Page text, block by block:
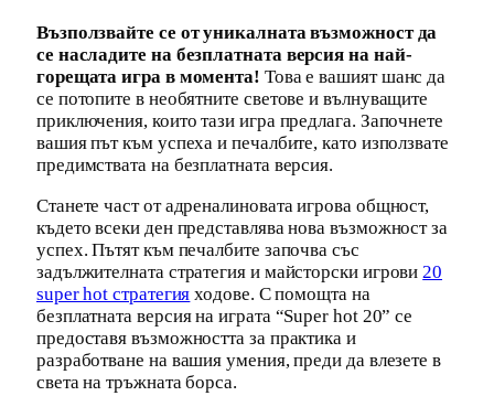
Възползвайте се от уникалната възможност да
се насладите на безплатната версия на най-
горещата игра в момента! Това е вашият шанс да
се потопите в необятните светове и вълнуващите
приключения, които тази игра предлага. Започнете
вашия път към успеха и печалбите, като използвате
предимствата на безплатната версия.
Станете част от адреналиновата игрова общност,
където всеки ден представлява нова възможност за
успех. Пътят към печалбите започва със
задължителната стратегия и майсторски игрови20
super hot стратегия ходове. С помощта на
безплатната версия на играта “Super hot 20” се
предоставя възможността за практика и
разработване на вашия умения, преди да влезете в
света на тръжната борса.